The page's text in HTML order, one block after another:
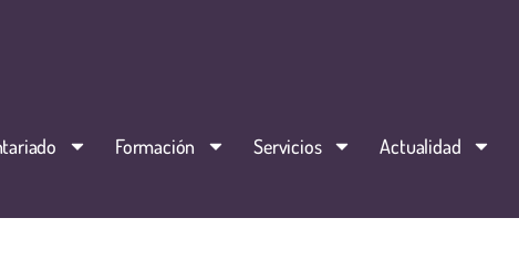
Formación Servicios Actualidad